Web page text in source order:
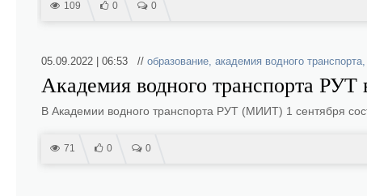
109 0 0
05.09.2022 | 06:53 // образование, академия водного транспорта,
Академия водного транспорта РУТ
В Академии водного транспорта РУТ (МИИТ) 1 сентября
71 0 0